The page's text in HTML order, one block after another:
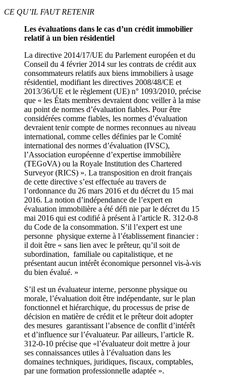
CE QU’IL FAUT RETENIR
Les évaluations dans le cas d’un crédit immobilier
relatif à un bien résidentiel
La directive 2014/17/UE du Parlement européen et du
Conseil du 4 février 2014 sur les contrats de crédit aux
consommateurs relatifs aux biens immobiliers à usage
résidentiel, modifiant les directives 2008/48/CE et
2013/36/UE et le règlement (UE) n° 1093/2010, précise
que « les États membres devraient donc veiller à la mise
au point de normes d’évaluation fiables. Pour être
considérées comme fiables, les normes d’évaluation
devraient tenir compte de normes reconnues au niveau
international, comme celles définies par le Comité
international des normes d’évaluation (IVSC),
l’Association européenne d’expertise immobilière
(TEGoVA) ou la Royale Institution des Chartered
Surveyor (RICS) ». La transposition en droit français
de cette directive s’est effectuée au travers de
l’ordonnance du 26 mars 2016 et du décret du 15 mai
2016. La notion d’indépendance de l’expert en
évaluation immobilière a été défi nie par le décret du 15
mai 2016 qui est codifié à présent à l’article R. 312-0-8
du Code de la consommation. S’il l’expert est une
personne physique externe à l’établissement financier :
il doit être « sans lien avec le prêteur, qu’il soit de
subordination, familiale ou capitalistique, et ne
présentant aucun intérêt économique personnel vis-à-vis
du bien évalué. »
S’il est un évaluateur interne, personne physique ou
morale, l’évaluation doit être indépendante, sur le plan
fonctionnel et hiérarchique, du processus de prise de
décision en matière de crédit et le prêteur doit adopter
des mesures garantissant l’absence de conflit d’intérêt
et d’influence sur l’évaluateur. Par ailleurs, l’article R.
312-0-10 précise que «l’évaluateur doit mettre à jour
ses connaissances utiles à l’évaluation dans les
domaines techniques, juridiques, fiscaux, comptables,
par une formation professionnelle adaptée ».